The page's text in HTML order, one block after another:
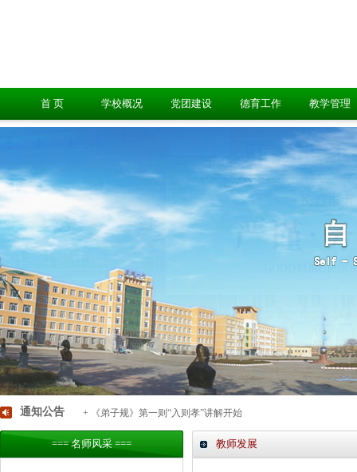
首 页 学校概况 党团建设 德育工作 教学管理
通知公告 + 《弟子规》第一则“入则孝”讲解开始
=== 名师风采 === 教师发展